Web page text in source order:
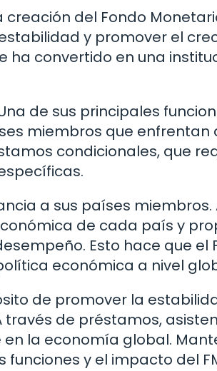
del Fondo
y promover el
ha convertido en una
de sus principales
miembros que enfrentan
condicionales, que
a sus países miembros.
de cada país y
Esto hace que el
económica a nivel
de promover la
de préstamos,
la economía global.
y el impacto del